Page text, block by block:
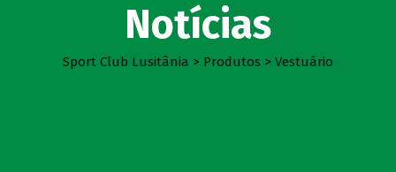
Notícias
Sport Club Lusitânia > Produtos > Vestuário